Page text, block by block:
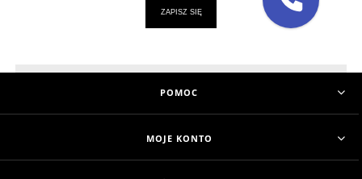
ZAPISZ SIĘ
POMOC
MOJE KONTO